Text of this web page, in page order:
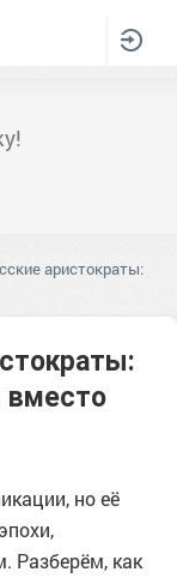
аристократы:
вместо
но её
Разберём, как